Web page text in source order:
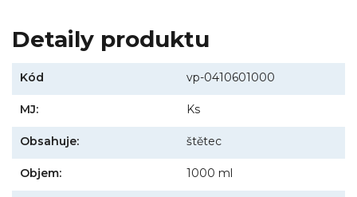
Detaily produktu
Kód vp-0410601000
MJ: Ks
Obsahuje: štětec
Objem: 1000 ml